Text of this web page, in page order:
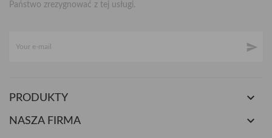
Państwo zrezygnować z tej usługi.

PRODUKTY 
NASZA FIRMA
